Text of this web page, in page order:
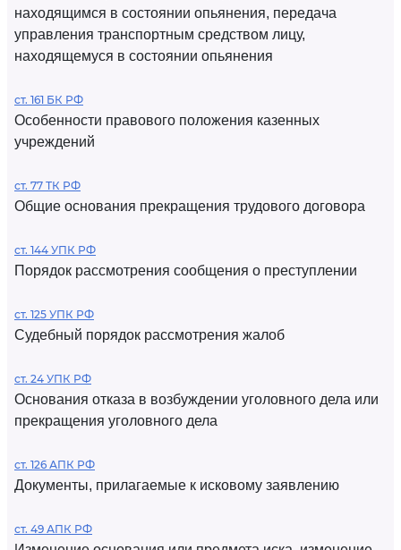
находящимся в состоянии опьянения, передача
управления транспортным средством лицу,
находящемуся в состоянии опьянения
ст. 161 БК РФ
Особенности правового положения казенных
учреждений
ст. 77 ТК РФ
Общие основания прекращения трудового договора
ст. 144 УПК РФ
Порядок рассмотрения сообщения о преступлении
ст. 125 УПК РФ
Судебный порядок рассмотрения жалоб
ст. 24 УПК РФ
Основания отказа в возбуждении уголовного дела или
прекращения уголовного дела
ст. 126 АПК РФ
Документы, прилагаемые к исковому заявлению
ст. 49 АПК РФ